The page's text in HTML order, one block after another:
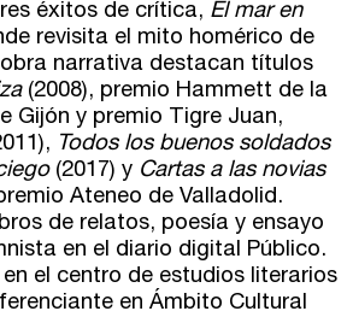
éxitos de crítica, El mar en
revisita el mito homérico de
narrativa destacan títulos
(2008), premio Hammett de la
Gijón y premio Tigre Juan,
Todos los buenos soldados
(2017) y Cartas a las novias
Ateneo de Valladolid.
de relatos, poesía y ensayo
en el diario digital Público.
el centro de estudios literarios
en Ámbito Cultural